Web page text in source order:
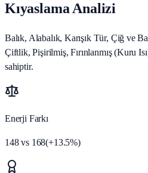
Kıyaslama Analizi
Balık, Alabalık, Karışık Tür, Çiğ ve
Çiftlik, Pişirilmiş, Fırınlanmış (Kuru
sahiptir.
Enerji Farkı
148vs 168(+13.5%)